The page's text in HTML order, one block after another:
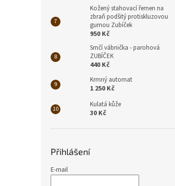
Kožený stahovací řemen na
zbraň podšitý protiskluzovou
gumou Zubíček
950 Kč
Srnčí vábnička - parohová
ZUBÍČEK
440 Kč
Krmný automat
1 250 Kč
Kulatá kůže
30 Kč
Přihlášení
E-mail